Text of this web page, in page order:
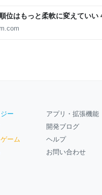
位はもっと柔軟に変えていい
りっすん by イーアイデム
ー
ーム
アプリ・拡張機能
開発ブログ
ヘルプ
お問い合わせ